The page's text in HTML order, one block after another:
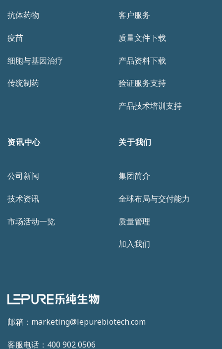
邮箱：marketing@lepurebiotech.com
客服电话：400 902 0506
抗体药物
疫苗
细胞与基因治疗
传统制药
客户服务
质量文件下载
产品资料下载
验证服务支持
产品技术培训支持
资讯中心
公司新闻
技术资讯
市场活动一览
关于我们
集团简介
全球布局与交付能力
质量管理
加入我们